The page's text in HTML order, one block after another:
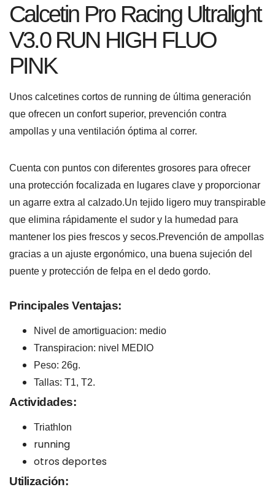
Calcetin Pro Racing Ultralight
V3.0 RUN HIGH FLUO
PINK
Unos calcetines cortos de running de última generación
que ofrecen un confort superior, prevención contra
ampollas y una ventilación óptima al correr.
Cuenta con puntos con diferentes grosores para ofrecer
una protección focalizada en lugares clave y proporcionar
un agarre extra al calzado.Un tejido ligero muy transpirable
que elimina rápidamente el sudor y la humedad para
mantener los pies frescos y secos.Prevención de ampollas
gracias a un ajuste ergonómico, una buena sujeción del
puente y protección de felpa en el dedo gordo.
Principales Ventajas:
Nivel de amortiguacion: medio
Transpiracion: nivel MEDIO
Peso: 26g.
Tallas: T1, T2.
Actividades:
Triathlon
running
otros deportes
Utilización: